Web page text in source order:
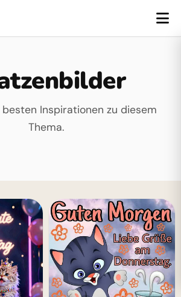
Inspirationen zu diesem
Thema.